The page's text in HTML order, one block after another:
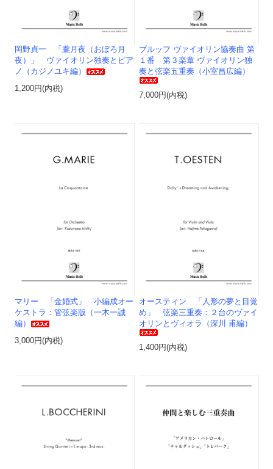
岡野貞一 「朧月夜（おぼろ月
夜）」 ヴァイオリン独奏とピア
ノ（カジノユキ編）
1,200円(内税)
ブルッフ ヴァイオリン協奏曲 第
１番 第３楽章 ヴァイオリン独
奏と弦楽五重奏（小室昌広編）
7,000円(内税)
マリー 「金婚式」 小編成オー
ケストラ：管弦楽版（一木一誠
編）
3,000円(内税)
オースティン 「人形の夢と目覚
め」 弦楽三重奏：２台のヴァイ
オリンとヴィオラ（深川 甫編）
1,400円(内税)